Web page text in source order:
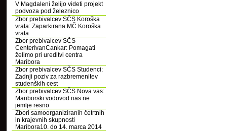
V Magdaleni želijo videti projekt
podvoza pod železnico
Zbor prebivalcev SČS Koroška
vrata: Zaparkirana MČ Koroška
vrata
Zbor prebivalcev SČS
CenterIvanCankar: Pomagati
želimo pri ureditvi centra
Maribora
Zbor prebivalcev SČS Studenci:
Zadnji poziv za razbremenitev
studenških cest
Zbor prebivalcev SČS Nova vas:
Mariborski vodovod nas ne
jemlje resno
Zbori samoorganiziranih četrtnih
in krajevnih skupnosti
Maribora10. do 14. marca 2014